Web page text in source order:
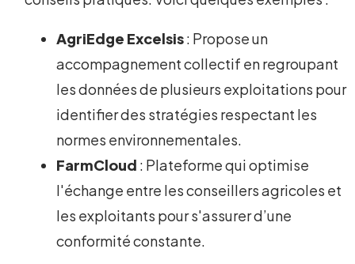
AgriEdge Excelsis: Propose un
accompagnement collectif en regroupant
les données de plusieurs exploitations pour
identifier des stratégies respectant les
normes environnementales.
FarmCloud : Plateforme qui optimise
l'échange entre les conseillers agricoles et
les exploitants pour s'assurer d’une
conformité constante.